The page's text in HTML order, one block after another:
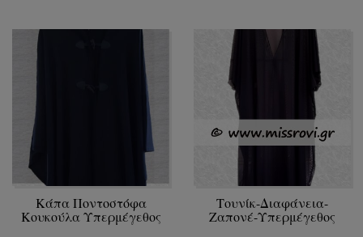
Κάπα Ποντοστόφα
Κουκούλα Υπερμέγεθος
Τουνίκ-Διαφάνεια-
Ζαπονέ-Υπερμέγεθος